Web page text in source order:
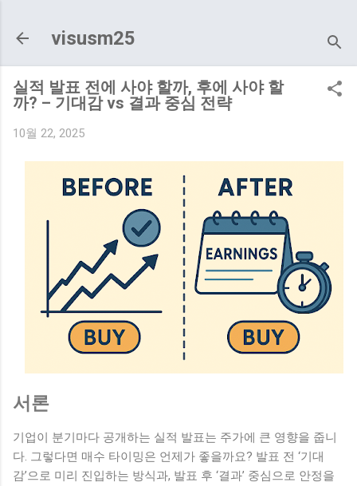
visusm25
실적 발표 전에 사야 할까, 후에 사야 할
까? – 기대감 vs 결과 중심 전략
10월 22, 2025
서론
기업이 분기마다 공개하는 실적 발표는 주가에 큰 영향을 줍니
다. 그렇다면 매수 타이밍은 언제가 좋을까요? 발표 전 ‘기대
감’으로 미리 진입하는 방식과, 발표 후 ‘결과’ 중심으로 안정을